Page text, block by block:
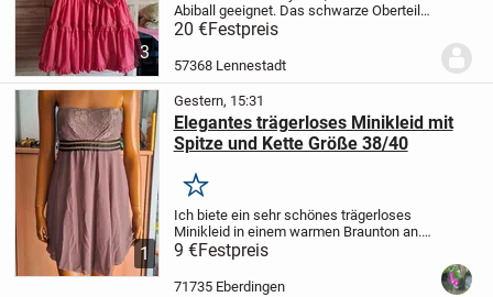
3
Abiball geeignet. Das schwarze Oberteil
ist aus SamtGr. 36, es wurde nur einmal
5,99€ Versand
20 €Festpreis
57368 Lennestadt
1
Gestern, 15:31
Elegantes trägerloses Minikleid mit
Spitze und Kette Größe 38/40
Merken
Ich biete ein sehr schönes trägerloses
Minikleid in einem warmen Braunton an.
Das Kleid besticht durch sein Oberteil aus
zarter Spitze und den fließenden, leichten
Rockteil. Ein besonderer Hingucker...
9 €Festpreis
71735 Eberdingen